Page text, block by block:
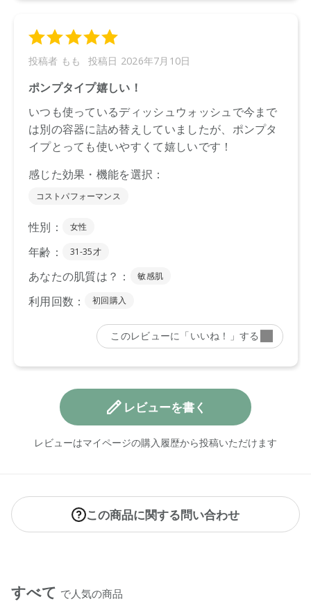
レビューを書く
レビューはマイページの購入履歴から投稿いただけます
この商品に関する問い合わせ
すべて で人気の商品